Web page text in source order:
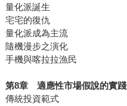
量化派誕生
宅宅的復仇
量化派成為主流
隨機漫步之演化
手機與喀拉拉漁民
第8章 適應性市場假說的實踐
傳統投資範式